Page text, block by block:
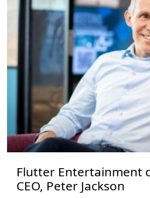
Flutter Entertainment
CEO, Peter Jackson